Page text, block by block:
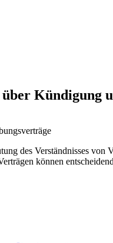
Kündigung
des Verständnisses
können